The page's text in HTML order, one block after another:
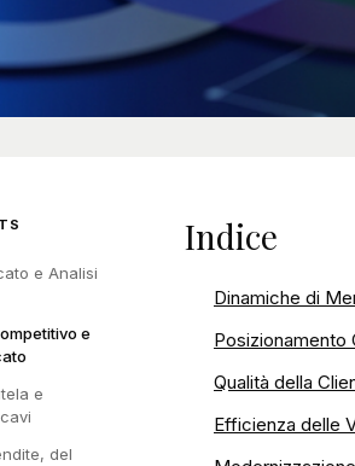
e Analisi
e
e
del
Indice
Dinamiche di
Posizionamento
Qualità della
Efficienza delle